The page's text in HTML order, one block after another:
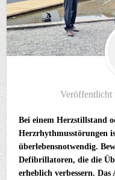
Veröffentlicht
Bei einem Herzstillstand
Herzrhythmusstörungen
überlebensnotwendig.
Defibrillatoren, die die
erheblich verbessern.